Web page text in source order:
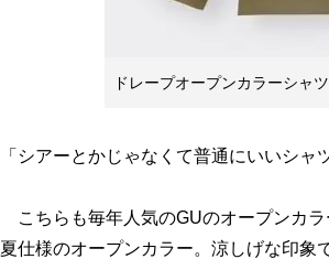
ドレープオープンカラーシャ
「シアーとかじゃなくて普通にいいシャ
こちらも毎年人気のGUのオープンカ
夏仕様のオープンカラー。涼しげな印象